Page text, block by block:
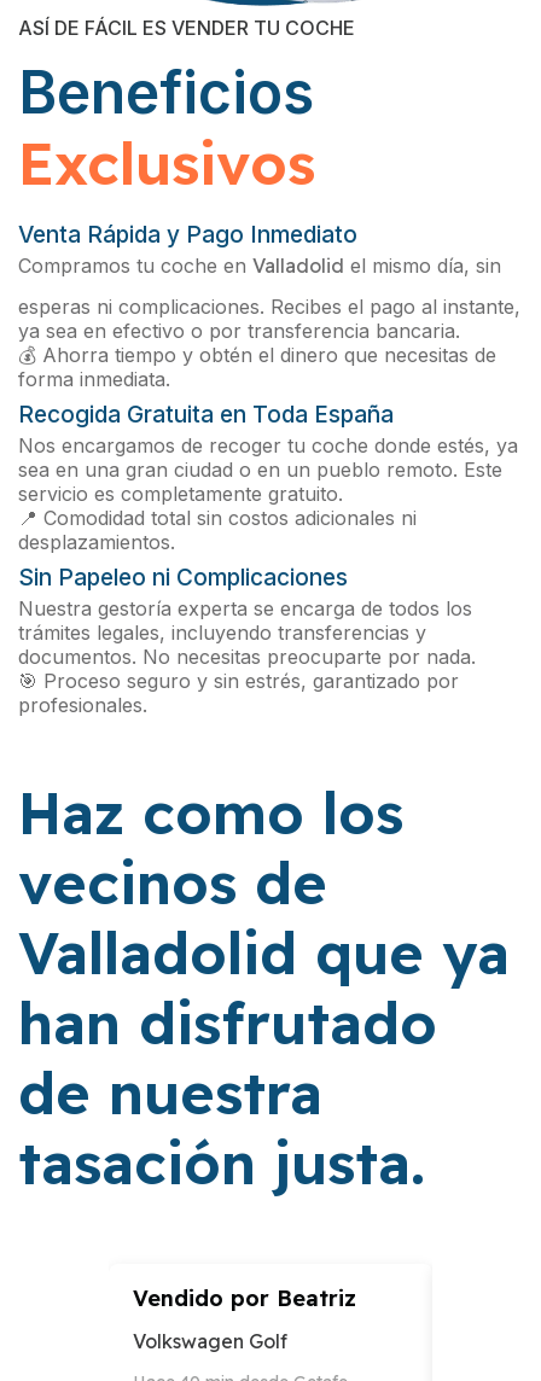
ASÍ DE FÁCIL ES VENDER TU COCHE
Beneficios
Exclusivos
Venta Rápida y Pago Inmediato
Compramos tu coche en Valladolid el mismo día, sin
esperas ni complicaciones. Recibes el pago al instante,
ya sea en efectivo o por transferencia bancaria.
💰 Ahorra tiempo y obtén el dinero que necesitas de
forma inmediata.
Recogida Gratuita en Toda España
Nos encargamos de recoger tu coche donde estés, ya
sea en una gran ciudad o en un pueblo remoto. Este
servicio es completamente gratuito.
📍 Comodidad total sin costos adicionales ni
desplazamientos.
Sin Papeleo ni Complicaciones
Nuestra gestoría experta se encarga de todos los
trámites legales, incluyendo transferencias y
documentos. No necesitas preocuparte por nada.
🎯 Proceso seguro y sin estrés, garantizado por
profesionales.
Haz como los
vecinos de
Valladolid que ya
han disfrutado
de nuestra
tasación justa.
Vendido por Beatriz
Volkswagen Golf